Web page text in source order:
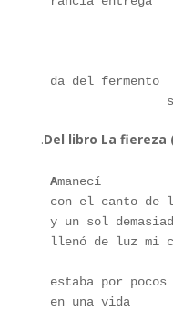
da del fermento
.Del libro La fiereza
Amanecí
con el canto de
y un sol
llenó de luz mi
estaba por pocos
en una vida